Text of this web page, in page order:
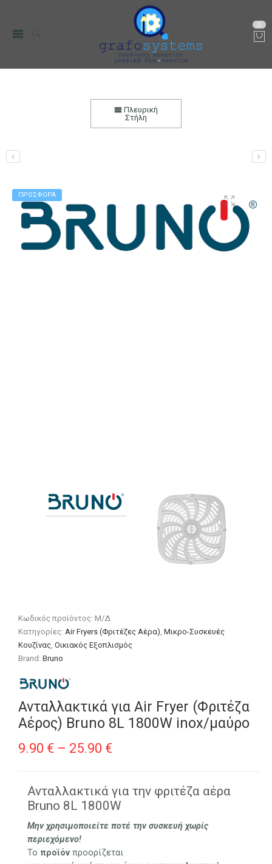
0
Bruno 8L 1800W inox/μαύρο
Μικρο-Συσκευές Κουζίνας
Πλευρική
Στήλη
ΠΡΟΣΦΟΡΑ
Κωδικός προϊόντος: Μ/Δ
Κατηγορίες: Air Fryers (Φριτέζες Αέρα) ,Μικρο-Συσκευές
Κουζίνας ,Οικιακός Εξοπλισμός
Brand:Bruno
Ανταλλακτικά για Air Fryer (Φριτέζα
Αέρος) Bruno 8L 1800W inox/μαύρο
9.90 € – 25.90 €Price
9.90 €
through
25.90 €
Ανταλλακτικά για την φριτέζα αέρα
Bruno 8L 1800W
Μην χρησιμοποιείτε ποτέ την συσκευή χωρίς
περιεχόμενο!
Το προϊόν προορίζεται